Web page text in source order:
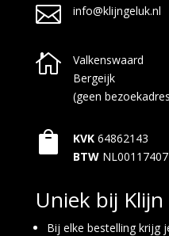
 info@klijngeluk.nl

Valkenswaard
Bergeijk
(geen
 KVK 64862143
BTW
Uniek bij
Bij elke bestelling krijg